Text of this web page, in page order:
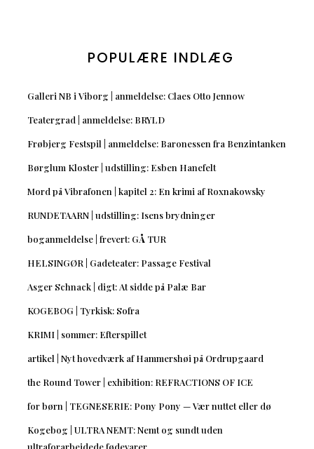
POPULÆRE INDLÆG
Galleri NB i Viborg | anmeldelse: Claes Otto Jennow
Teatergrad | anmeldelse: BRYLD
Frøbjerg Festspil | anmeldelse: Baronessen fra Benzintanken
Børglum Kloster | udstilling: Esben Hanefelt
Mord på Vibrafonen | kapitel 2: En krimi af Roxnakowsky
RUNDETAARN | udstilling: Isens brydninger
boganmeldelse | frevert: GÅ TUR
HELSINGØR | Gadeteater: Passage Festival
Asger Schnack | digt: At sidde på Palæ Bar
KOGEBOG | Tyrkisk: Sofra
KRIMI | sommer: Efterspillet
artikel | Nyt hovedværk af Hammershøi på Ordrupgaard
the Round Tower | exhibition: REFRACTIONS OF ICE
for børn | TEGNESERIE: Pony Pony — Vær nuttet eller dø
Kogebog | ULTRA NEMT: Nemt og sundt uden
ultraforarbejdede fødevarer